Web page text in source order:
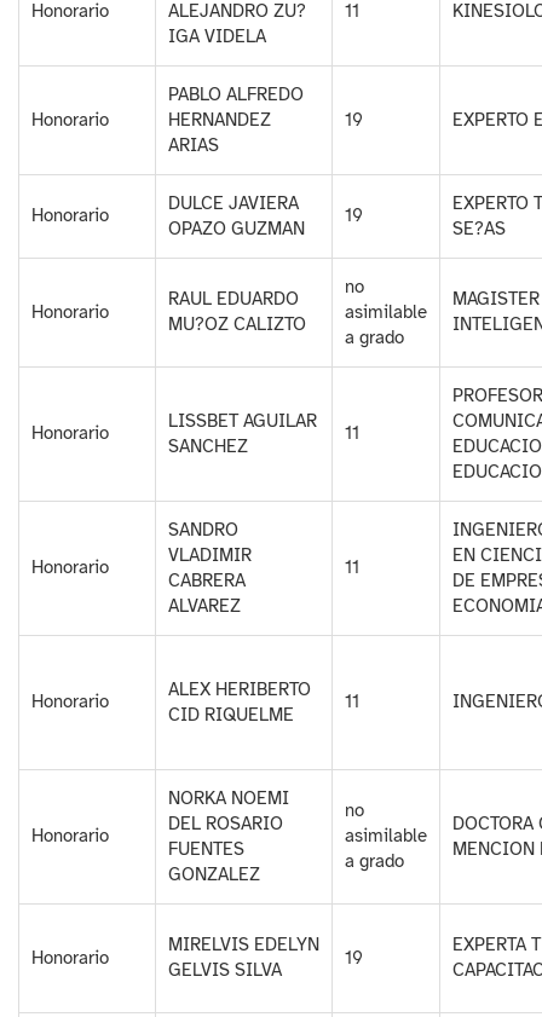
Honorario
ALEJANDRO ZU?
IGA VIDELA
11
Honorario
PABLO ALFREDO
HERNANDEZ
ARIAS
19 EXPERTO
Honorario
DULCE JAVIERA
OPAZO GUZMAN
19
EXPERTO
SE?AS
Honorario
RAUL EDUARDO
MU?OZ CALIZTO
no
asimilable
a grado
Honorario
LISSBET AGUILAR
SANCHEZ
11
Honorario
SANDRO
VLADIMIR
CABRERA
ALVAREZ
11
EN
DE
Honorario
ALEX HERIBERTO
CID RIQUELME
11
Honorario
NORKA NOEMI
DEL ROSARIO
FUENTES
GONZALEZ
no
asimilable
a grado
DOCTORA
MENCION
Honorario
MIRELVIS EDELYN
GELVIS SILVA
19
EXPERTA